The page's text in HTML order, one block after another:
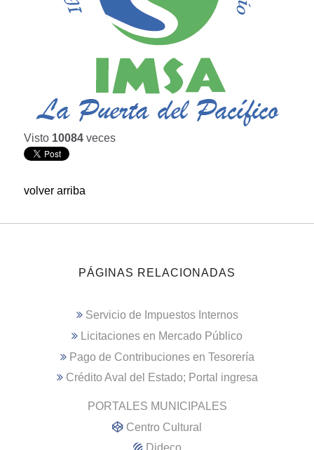
Visto 10084 veces
volver arriba
PÁGINAS RELACIONADAS
Servicio de Impuestos Internos
Licitaciones en Mercado Público
Pago de Contribuciones en Tesorería
Crédito Aval del Estado; Portal ingresa
PORTALES MUNICIPALES
Centro Cultural